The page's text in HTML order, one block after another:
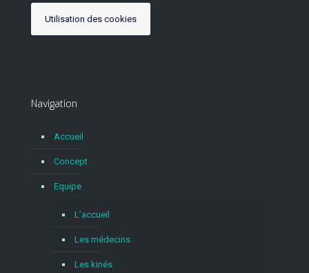
Utilisation des cookies
Navigation
Accueil
Concept
Equipe
L’accueil
Les médecins
Les kinés